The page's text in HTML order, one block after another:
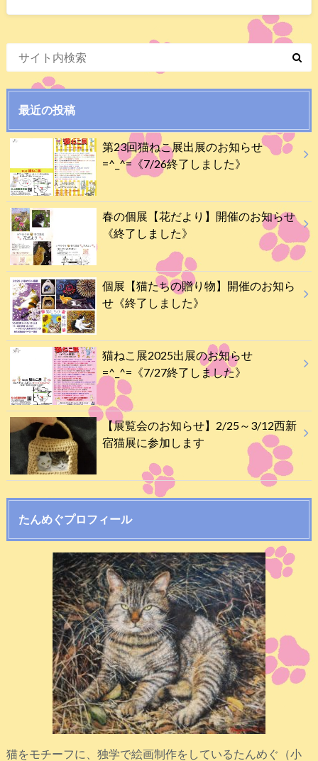
最近の投稿
第23回猫ねこ展出展のお知らせ
=^_^=《7/26終了しました》
春の個展【花だより】開催のお知らせ
《終了しました》
個展【猫たちの贈り物】開催のお知ら
せ《終了しました》
猫ねこ展2025出展のお知らせ
=^_^=《7/27終了しました》
【展覧会のお知らせ】2/25～3/12西新
宿猫展に参加します
たんめぐプロフィール
猫をモチーフに、独学で絵画制作をしているたんめぐ（小